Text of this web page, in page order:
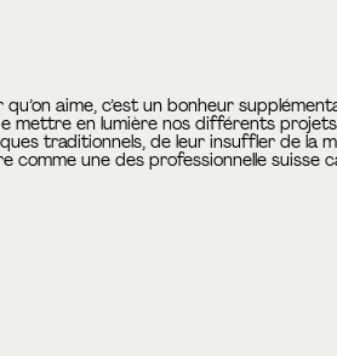
aime, c’est un bonheur
mettre en lumière nos différents
traditionnels, de leur insuffler de
comme une des professionnelle suisse